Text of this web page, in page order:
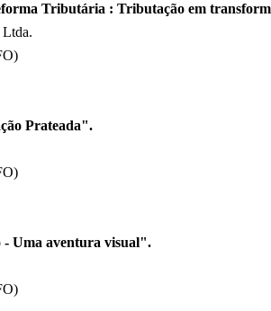
Tributária : Tributação em
Ltda.
Prateada".
Uma aventura visual".